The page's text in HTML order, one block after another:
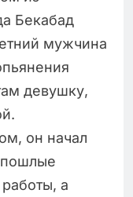
Бекабад
мужчина
девушку,
он начал
пошлые
а